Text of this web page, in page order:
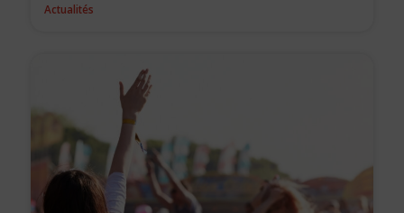
Actualités